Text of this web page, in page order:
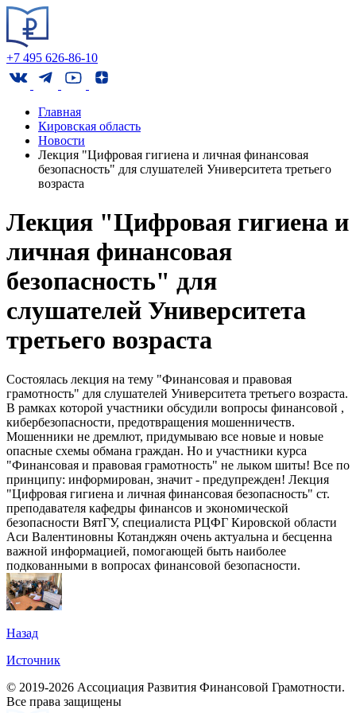
+7 495 626-86-10
Главная
Кировская область
Новости
Лекция "Цифровая гигиена и личная финансовая
безопасность" для слушателей Университета третьего
возраста
Лекция "Цифровая гигиена и
личная финансовая
безопасность" для
слушателей Университета
третьего возраста
Состоялась лекция на тему "Финансовая и правовая
грамотность" для слушателей Университета третьего возраста.
В рамках которой участники обсудили вопросы финансовой ,
кибербезопасности, предотвращения мошенничеств.
Мошенники не дремлют, придумываю все новые и новые
опасные схемы обмана граждан. Но и участники курса
"Финансовая и правовая грамотность" не лыком шиты! Все по
принципу: информирован, значит - предупрежден! Лекция
"Цифровая гигиена и личная финансовая безопасность" ст.
преподавателя кафедры финансов и экономической
безопасности ВятГУ, специалиста РЦФГ Кировской области
Аси Валентиновны Котанджян очень актуальна и бесценна
важной информацией, помогающей быть наиболее
подкованными в вопросах финансовой безопасности.
Назад
Источник
© 2019-2026 Ассоциация Развития Финансовой Грамотности.
Все права защищены